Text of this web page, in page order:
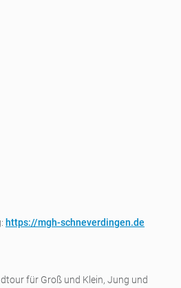
https://mgh-schneverdingen.de
für Groß und Klein, Jung und